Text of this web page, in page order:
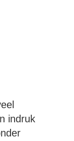
indruk